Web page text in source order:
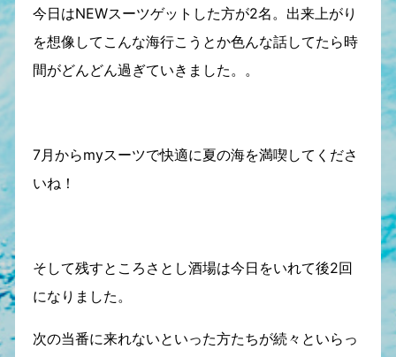
今日はNEWスーツゲットした方が2名。出来上がり
を想像してこんな海行こうとか色んな話してたら時
間がどんどん過ぎていきました。。
7月からmyスーツで快適に夏の海を満喫してくださ
いね！
そして残すところさとし酒場は今日をいれて後2回
になりました。
次の当番に来れないといった方たちが続々といらっ